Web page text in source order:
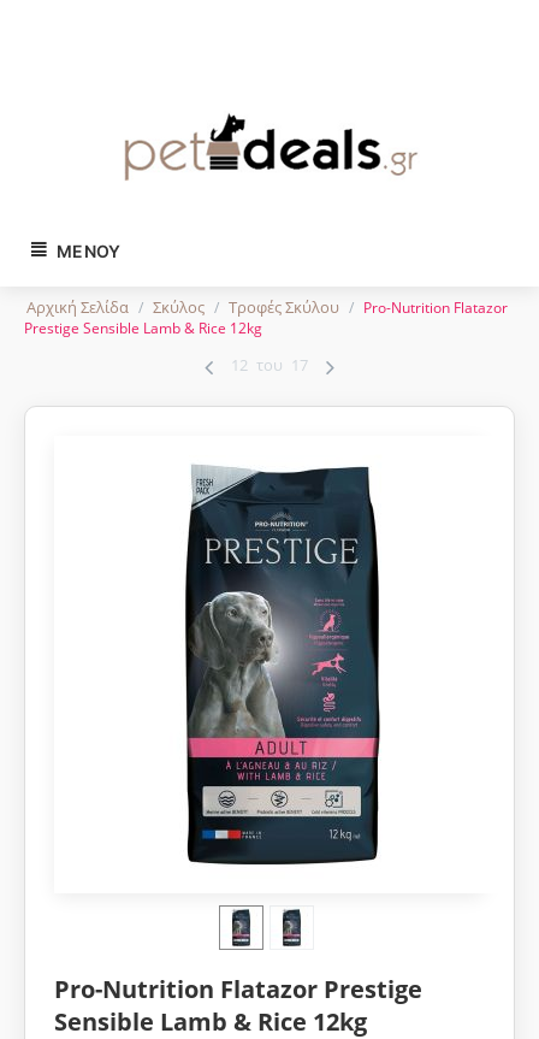
ΜΕΝΟΎ
Αρχική Σελίδα / Σκύλος / Τροφές Σκύλου / Pro-Nutrition Flatazor
Prestige Sensible Lamb & Rice 12kg
12 του 17
Pro-Nutrition Flatazor Prestige
Sensible Lamb & Rice 12kg